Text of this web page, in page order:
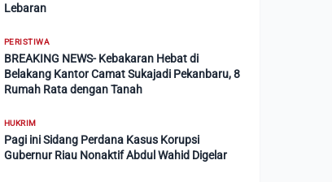
Lebaran
PERISTIWA
BREAKING NEWS- Kebakaran Hebat di
Belakang Kantor Camat Sukajadi Pekanbaru, 8
Rumah Rata dengan Tanah
HUKRIM
Pagi ini Sidang Perdana Kasus Korupsi
Gubernur Riau Nonaktif Abdul Wahid Digelar